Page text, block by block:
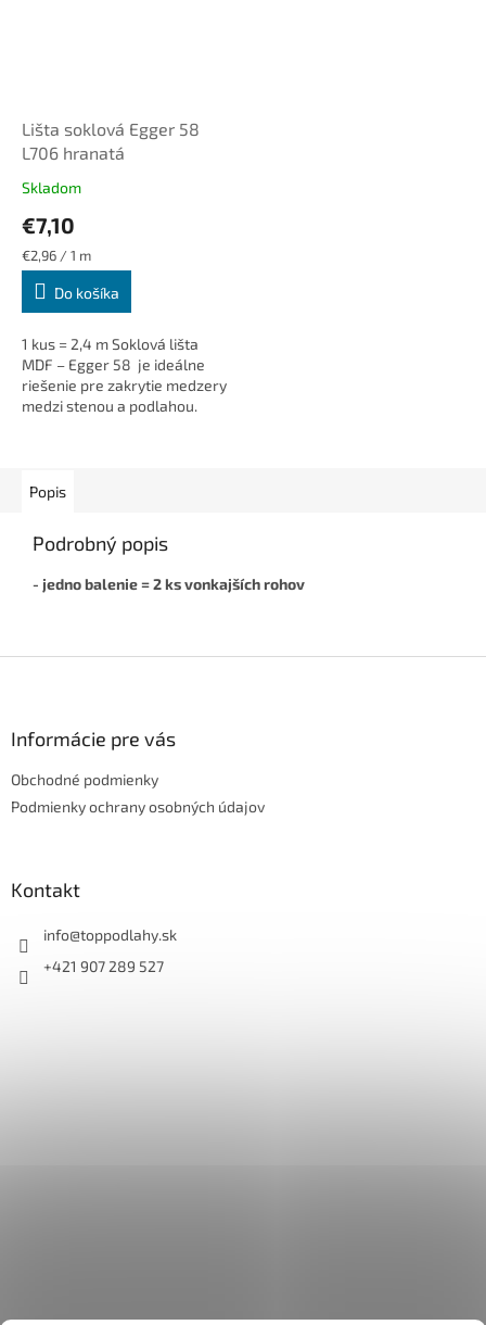
Lišta soklová Egger 58
L706 hranatá
Skladom
€7,10
Jednotková
cena:
€2,96 / 1 m
Do košíka
1 kus = 2,4 m Soklová lišta
MDF – Egger 58 je ideálne
riešenie pre zakrytie medzery
medzi stenou a podlahou.
Popis
Podrobný popis
- jedno balenie = 2 ks vonkajších rohov
Informácie pre vás
Obchodné podmienky
Podmienky ochrany osobných údajov
Kontakt
info@toppodlahy.sk
+421 907 289 527